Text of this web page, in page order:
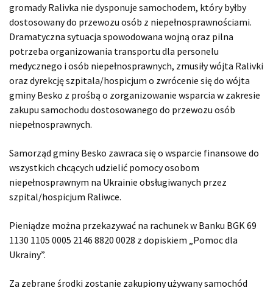
gromady Ralivka nie dysponuje samochodem, który byłby
dostosowany do przewozu osób z niepełnosprawnościami.
Dramatyczna sytuacja spowodowana wojną oraz pilna
potrzeba organizowania transportu dla personelu
medycznego i osób niepełnosprawnych, zmusiły wójta Ralivki
oraz dyrekcję szpitala/hospicjum o zwrócenie się do wójta
gminy Besko z prośbą o zorganizowanie wsparcia w zakresie
zakupu samochodu dostosowanego do przewozu osób
niepełnosprawnych.
Samorząd gminy Besko zawraca się o wsparcie finansowe do
wszystkich chcących udzielić pomocy osobom
niepełnosprawnym na Ukrainie obsługiwanych przez
szpital/hospicjum Raliwce.
Pieniądze można przekazywać na rachunek w Banku BGK 69
1130 1105 0005 2146 8820 0028 z dopiskiem „Pomoc dla
Ukrainy”.
Za zebrane środki zostanie zakupiony używany samochód